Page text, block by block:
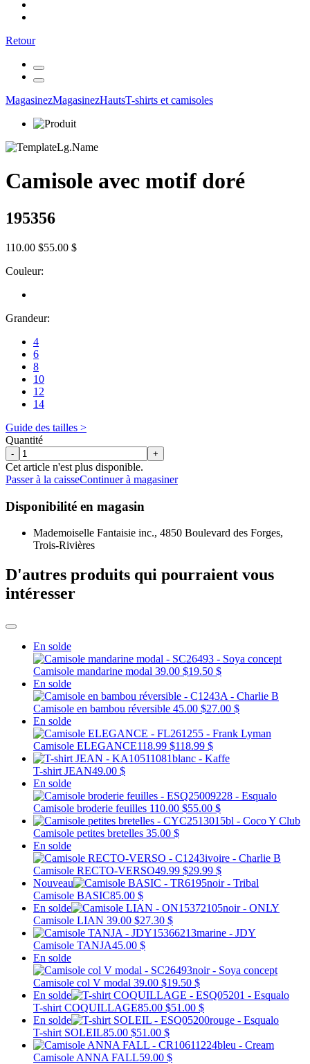
Retour
MagasinezMagasinezHautsT-shirts et camisoles
Camisole avec motif doré
195356
110.00 $55.00 $
Couleur:
Grandeur:
4
6
8
10
12
14
Guide des tailles >
Quantité
- +
Cet article n'est plus disponible.
Passer à la caisseContinuer à magasiner
Disponibilité en magasin
Mademoiselle Fantaisie inc., 4850 Boulevard des Forges,
Trois-Rivières
D'autres produits qui pourraient vous
intéresser
En solde
Camisole mandarine modal 39.00 $19.50 $
En solde
Camisole en bambou réversible 45.00 $27.00 $
En solde
Camisole ELEGANCE118.99 $118.99 $
T-shirt JEAN49.00 $
En solde
Camisole broderie feuilles 110.00 $55.00 $
Camisole petites bretelles 35.00 $
En solde
Camisole RECTO-VERSO49.99 $29.99 $
Nouveau
Camisole BASIC85.00 $
En solde
Camisole LIAN 39.00 $27.30 $
Camisole TANJA45.00 $
En solde
Camisole col V modal 39.00 $19.50 $
En solde
T-shirt COQUILLAGE85.00 $51.00 $
En solde
T-shirt SOLEIL85.00 $51.00 $
Camisole ANNA FALL59.00 $